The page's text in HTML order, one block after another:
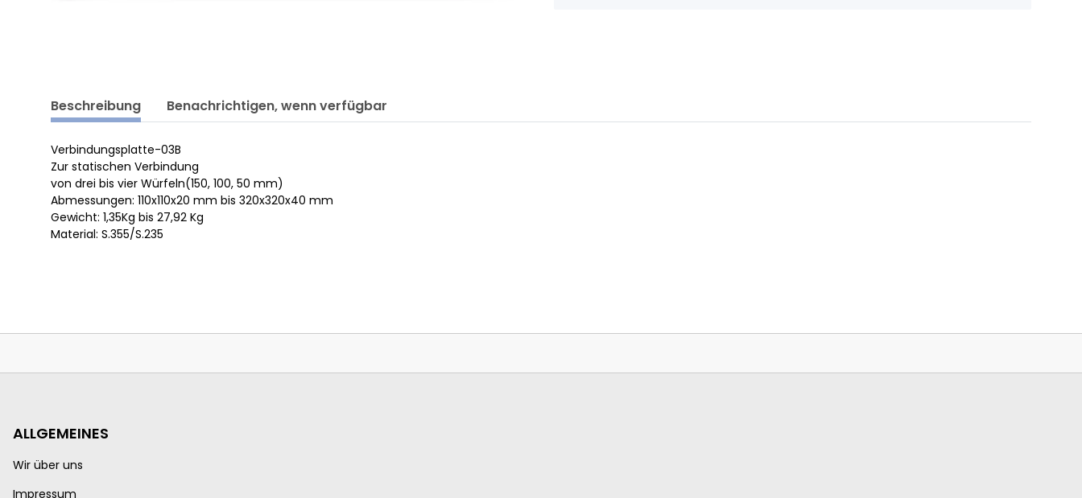
Beschreibung Benachrichtigen, wenn verfügbar
Verbindungsplatte-03B
Zur statischen Verbindung
von drei bis vier Würfeln(150, 100, 50 mm)
Abmessungen: 110x110x20 mm bis 320x320x40 mm
Gewicht: 1,35Kg bis 27,92 Kg
Material: S.355/S.235
ALLGEMEINES
Wir über uns
Impressum